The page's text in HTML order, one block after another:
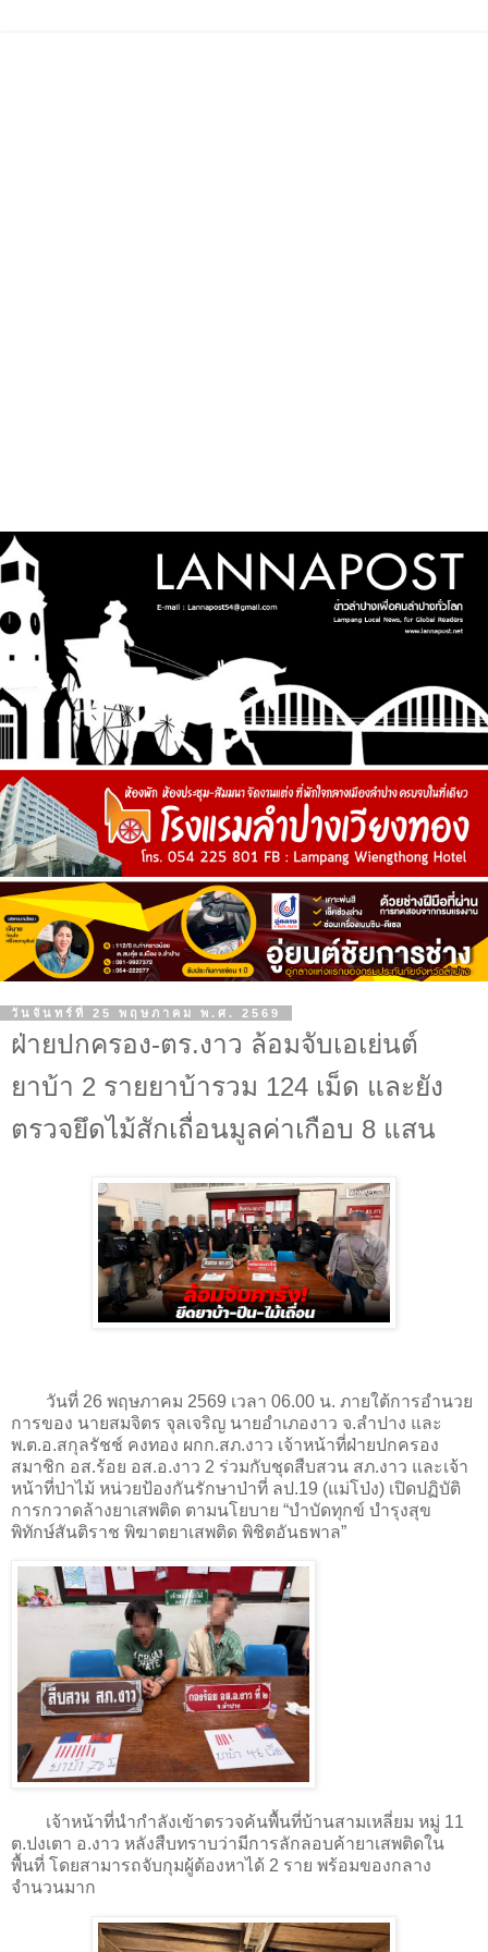
วันจันทร์ที่ 25 พฤษภาคม พ.ศ. 2569
ฝ่ายปกครอง-ตร.งาว ล้อมจับเอเย่นต์
ยาบ้า 2 รายยาบ้ารวม 124 เม็ด และยัง
ตรวจยึดไม้สักเถื่อนมูลค่าเกือบ 8 แสน
วันที่ 26 พฤษภาคม 2569 เวลา 06.00 น. ภายใต้การอำนวย
การของ นายสมจิตร จุลเจริญ นายอำเภองาว จ.ลำปาง และ
พ.ต.อ.สกุลรัชช์ คงทอง ผกก.สภ.งาว เจ้าหน้าที่ฝ่ายปกครอง
สมาชิก อส.ร้อย อส.อ.งาว 2 ร่วมกับชุดสืบสวน สภ.งาว และเจ้า
หน้าที่ป่าไม้ หน่วยป้องกันรักษาป่าที่ ลป.19 (แม่โป่ง) เปิดปฏิบัติ
การกวาดล้างยาเสพติด ตามนโยบาย “บำบัดทุกข์ บำรุงสุข
พิทักษ์สันติราช พิฆาตยาเสพติด พิชิตอันธพาล”
เจ้าหน้าที่นำกำลังเข้าตรวจค้นพื้นที่บ้านสามเหลี่ยม หมู่ 11
ต.ปงเตา อ.งาว หลังสืบทราบว่ามีการลักลอบค้ายาเสพติดใน
พื้นที่ โดยสามารถจับกุมผู้ต้องหาได้ 2 ราย พร้อมของกลาง
จำนวนมาก